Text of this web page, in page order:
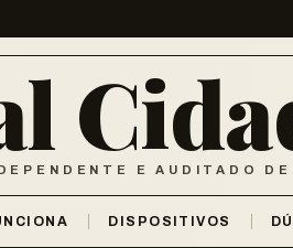
E AUDITADO
DISPOSITIVOS